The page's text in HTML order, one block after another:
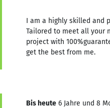
I am a highly skilled and
Tailored to meet all your
project with
get the best from me.
Bis heute 6 Jahre und 8